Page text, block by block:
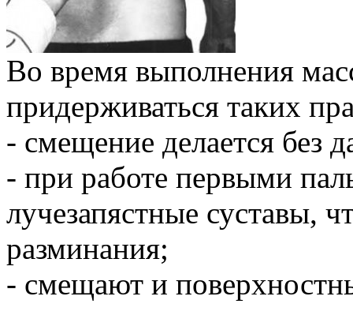
Во время выполнения
придерживаться таких
- смещение делается без
- при работе первыми
лучезапястные суставы,
разминания;
- смещают и